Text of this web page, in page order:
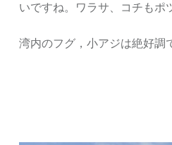
いですね。ワラサ、コチもポ
湾内のフグ，小アジは絶好調